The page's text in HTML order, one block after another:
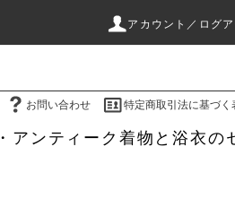
アカウント／ログア
お問い合わせ 特定商取引法に基づく
アンティーク着物と浴衣の